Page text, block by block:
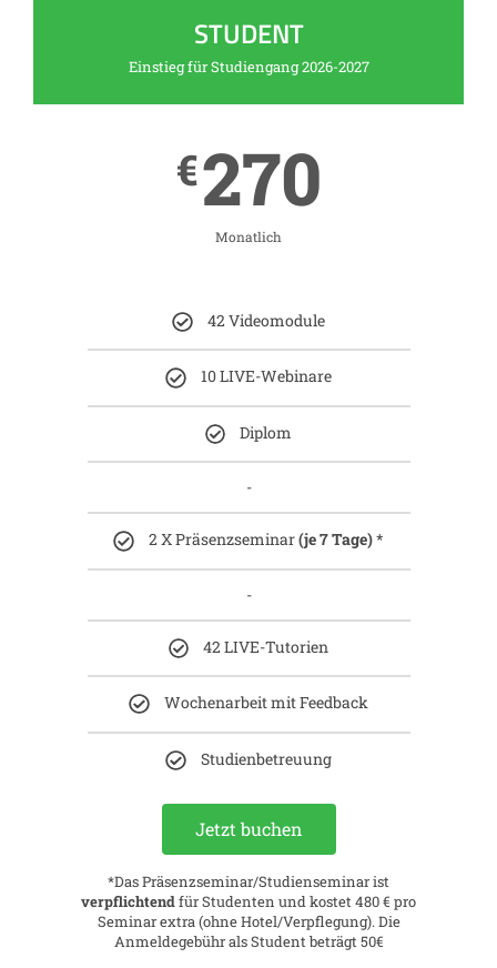
STUDENT
Einstieg für Studiengang 2026-2027
€270
Monatlich
42 Videomodule
10 LIVE-Webinare
Diplom
-
2 X Präsenzseminar(je 7 Tage)*
-
42 LIVE-Tutorien
Wochenarbeit mit Feedback
Studienbetreuung
Jetzt buchen
*DasPräsenzseminar/Studienseminar ist
verpflichtendfür Studenten undkostet 480 € pro
Seminar extra (ohne Hotel/Verpflegung). Die
Anmeldegebühr als Student beträgt 50€